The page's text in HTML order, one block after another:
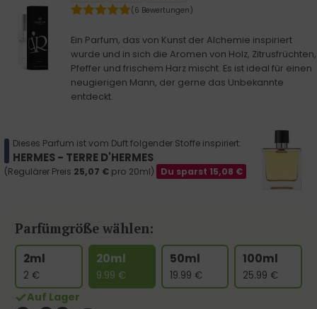
(6 Bewertungen)
Ein Parfum, das von Kunst der Alchemie inspiriert
wurde und in sich die Aromen von Holz, Zitrusfrüchten,
Pfeffer und frischem Harz mischt. Es ist ideal für einen
neugierigen Mann, der gerne das Unbekannte
entdeckt.
Dieses Parfum ist vom Duft folgender Stoffe inspiriert:
HERMES - TERRE D'HERMES
(Regulärer Preis 25,07 € pro 20ml) Du sparst 15,08 €
Parfümgröße wählen:
2ml
2 €
20ml
9.99 €
50ml
19.99 €
100ml
25.99 €
Auf Lager